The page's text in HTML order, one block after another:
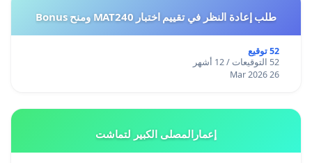
طلب إعادة النظر في تقييم اختبار MAT240 ومنح Bonus
52 توقيع
52 التوقيعات / 12 أشهر
26 Mar 2026
إعمارالمصلى الكبير لتماشت